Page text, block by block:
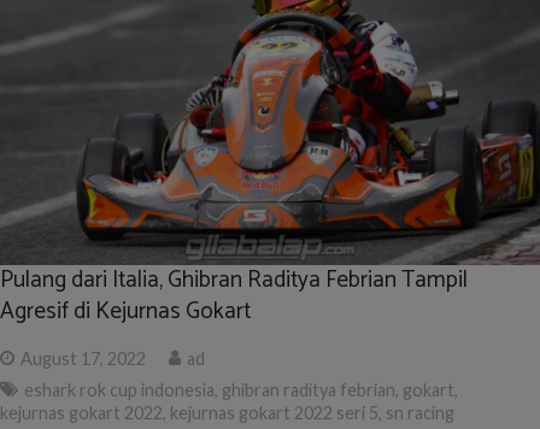
Pulang dari Italia, Ghibran Raditya Febrian Tampil
Agresif di Kejurnas Gokart
August 17, 2022
ad
eshark rok cup indonesia, ghibran raditya febrian, gokart,
kejurnas gokart 2022, kejurnas gokart 2022 seri 5, sn racing